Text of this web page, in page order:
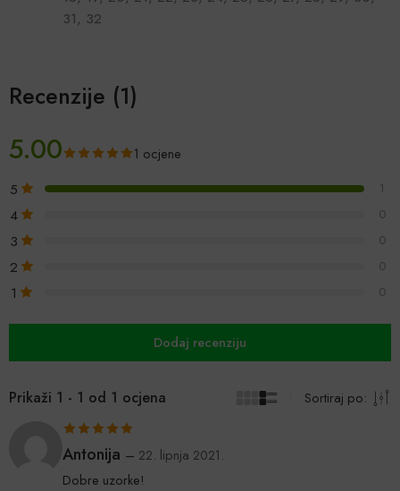
31, 32
Recenzije (1)
5.00 1 ocjene
5 1
4 0
3 0
2 0
1 0
Dodaj recenziju
Prikaži 1 - 1 od 1 ocjena Sortiraj po:
Ocijenjeno
od 5
Antonija – 22. lipnja 2021.
Dobre uzorke!